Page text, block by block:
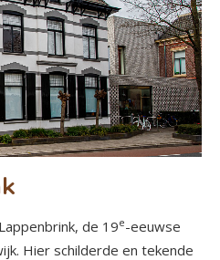
de 19e-eeuwse
Hier schilderde en tekende